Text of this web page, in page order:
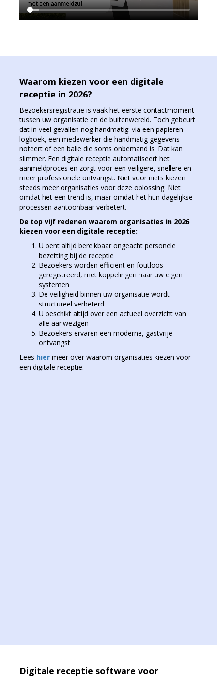
Waarom kiezen voor een digitale
receptie in 2026?
Bezoekersregistratie is vaak het eerste contactmoment
tussen uw organisatie en de buitenwereld. Toch gebeurt
dat in veel gevallen nog handmatig: via een papieren
logboek, een medewerker die handmatig gegevens
noteert of een balie die soms onbemand is. Dat kan
slimmer. Een digitale receptie automatiseert het
aanmeldproces en zorgt voor een veiligere, snellere en
meer professionele ontvangst. Niet voor niets kiezen
steeds meer organisaties voor deze oplossing. Niet
omdat het een trend is, maar omdat het hun dagelijkse
processen aantoonbaar verbetert.
De top vijf redenen waarom organisaties in 2026
kiezen voor een digitale receptie:
U bent altijd bereikbaar ongeacht personele
bezetting bij de receptie
Bezoekers worden efficiënt en foutloos
geregistreerd, met koppelingen naar uw eigen
systemen
De veiligheid binnen uw organisatie wordt
structureel verbeterd
U beschikt altijd over een actueel overzicht van
alle aanwezigen
Bezoekers ervaren een moderne, gastvrije
ontvangst
Lees hier meer over waarom organisaties kiezen voor
een digitale receptie.
Digitale receptie software voor